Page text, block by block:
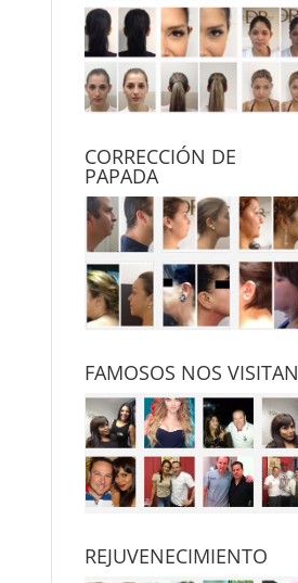
CORRECCIÓN DE
PAPADA
FAMOSOS NOS VISITAN
REJUVENECIMIENTO